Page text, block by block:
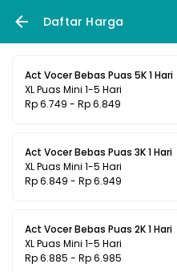
Daftar Harga
Act Vocer Bebas Puas 5K 1 Hari
XL Puas Mini 1-5 Hari
Rp 6.749 - Rp 6.849
Act Vocer Bebas Puas 3K 1 Hari
XL Puas Mini 1-5 Hari
Rp 6.849 - Rp 6.949
Act Vocer Bebas Puas 2K 1 Hari
XL Puas Mini 1-5 Hari
Rp 6.885 - Rp 6.985